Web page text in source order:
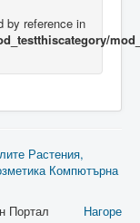
by reference in
Растения,
Компютърна
Нагоре
Портал